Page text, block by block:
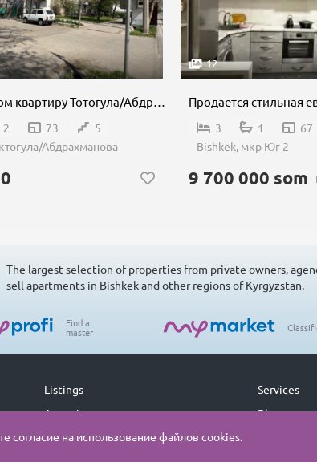
согласие на использование файлов cookies.
Продам 3 ком квартиру Тотогула/Абдрахманова
2 73
5
Абдрахманова
12
3 1 67
Bishkek, мкр Юг 2
9 700 000 som
The largest selection of properties from private owners,
sell apartments in Bishkek and other regions of Kyrgyzstan.
Find a
master
Listings
Agencies
Open Agency
Services
Blog